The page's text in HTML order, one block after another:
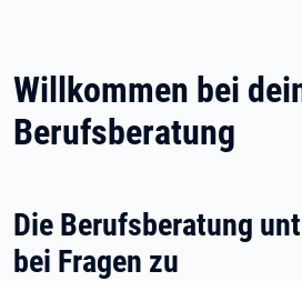
Willkommen bei
Berufsberatung
Die Berufsberatung
bei Fragen zu